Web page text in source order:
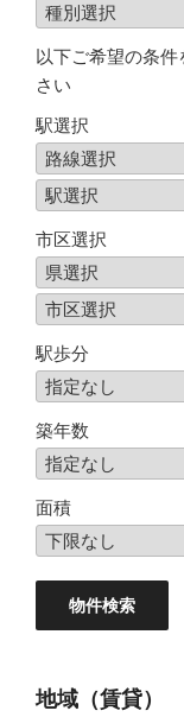
以下ご希望の条
さい
駅選択
市区選択
駅歩分
築年数
面積
地域（賃貸）